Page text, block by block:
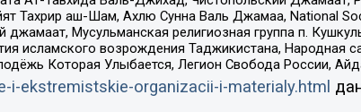
Тахрир аш-Шам, Ахлю Сунна Валь Джамаа, National
джамаат, Мусульманская религиозная группа п.
исламского возрождения Таджикистана, Народная
Которая Улыбается, Легион Свобода России,
ekstremistskie-organizacii-i-materialy.html